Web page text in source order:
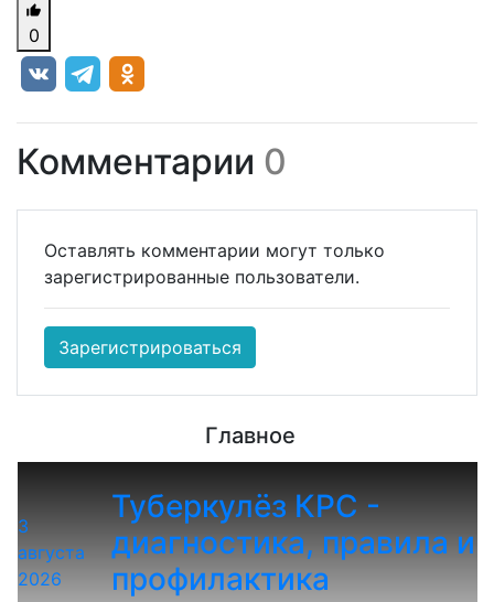
0
Комментарии 0
Оставлять комментарии могут только
зарегистрированные пользователи.
Зарегистрироваться
Главное
3
августа
2026
Туберкулёз КРС -
диагностика, правила и
профилактика